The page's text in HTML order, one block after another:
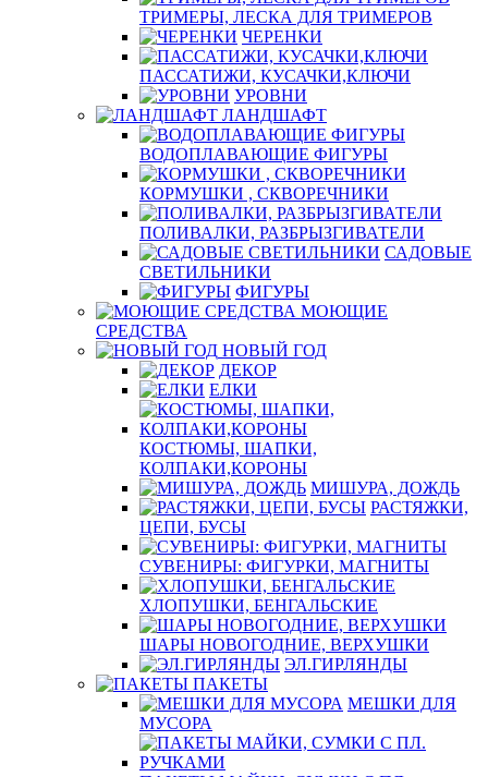
ТРИМЕРЫ, ЛЕСКА ДЛЯ ТРИМЕРОВ
ЧЕРЕНКИ
ПАССАТИЖИ, КУСАЧКИ,КЛЮЧИ
УРОВНИ
ЛАНДШАФТ
ВОДОПЛАВАЮЩИЕ ФИГУРЫ
КОРМУШКИ , СКВОРЕЧНИКИ
ПОЛИВАЛКИ, РАЗБРЫЗГИВАТЕЛИ
САДОВЫЕ
СВЕТИЛЬНИКИ
ФИГУРЫ
МОЮЩИЕ
СРЕДСТВА
НОВЫЙ ГОД
ДЕКОР
ЕЛКИ
КОСТЮМЫ, ШАПКИ,
КОЛПАКИ,КОРОНЫ
МИШУРА, ДОЖДЬ
РАСТЯЖКИ,
ЦЕПИ, БУСЫ
СУВЕНИРЫ: ФИГУРКИ, МАГНИТЫ
ХЛОПУШКИ, БЕНГАЛЬСКИЕ
ШАРЫ НОВОГОДНИЕ, ВЕРХУШКИ
ЭЛ.ГИРЛЯНДЫ
ПАКЕТЫ
МЕШКИ ДЛЯ
МУСОРА